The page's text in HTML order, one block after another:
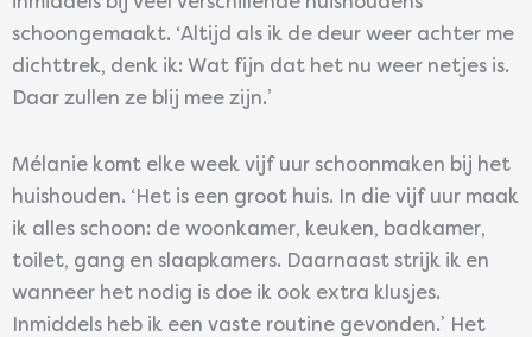
schoongemaakt. ‘Altijd als ik de deur weer achter me
dichttrek, denk ik: Wat fijn dat het nu weer netjes is.
Daar zullen ze blij mee zijn.’
Mélanie komt elke week vijf uur schoonmaken bij het
huishouden. ‘Het is een groot huis. In die vijf uur maak
ik alles schoon: de woonkamer, keuken, badkamer,
toilet, gang en slaapkamers. Daarnaast strijk ik en
wanneer het nodig is doe ik ook extra klusjes.
Inmiddels heb ik een vaste routine gevonden.’ Het